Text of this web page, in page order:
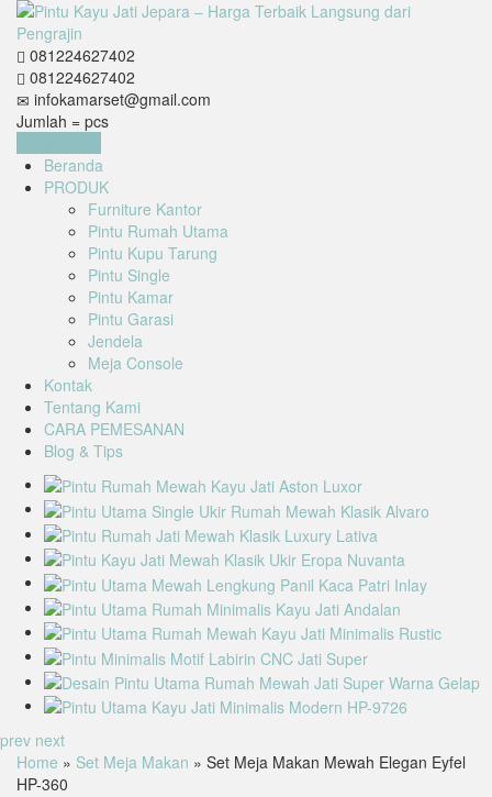
081224627402
081224627402
infokamarset@gmail.com
Jumlah = pcs
Beranda
PRODUK
Furniture Kantor
Pintu Rumah Utama
Pintu Kupu Tarung
Pintu Single
Pintu Kamar
Pintu Garasi
Jendela
Meja Console
Kontak
Tentang Kami
CARA PEMESANAN
Blog & Tips
prev next
Home » Set Meja Makan » Set Meja Makan Mewah Elegan Eyfel
HP-360